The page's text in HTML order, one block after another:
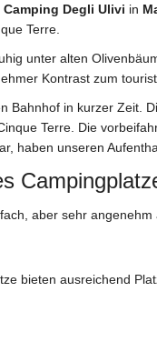
Camping Degli Ulivi in
Terre.
unter alten
Kontrast zum
Bahnhof in kurzer Zeit.
Terre. Die
haben unseren
aber sehr angenehm
bieten ausreichend